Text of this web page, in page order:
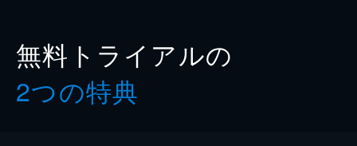
無料トライアルの
2つの特典